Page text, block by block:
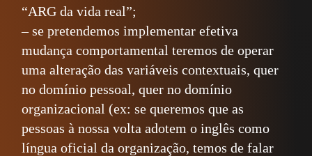
“ARG da vida real”;
– se pretendemos implementar efetiva
mudança comportamental teremos de operar
uma alteração das variáveis contextuais, quer
no domínio pessoal, quer no domínio
organizacional (ex: se queremos que as
pessoas à nossa volta adotem o inglês como
língua oficial da organização, temos de falar